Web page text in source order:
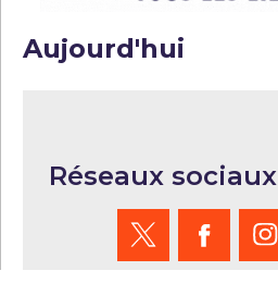
Aujourd'hui
Réseaux sociaux